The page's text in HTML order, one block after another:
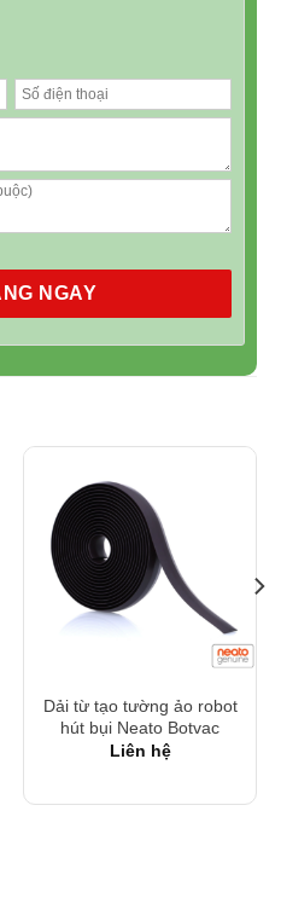
NGAY
Dải từ tạo tường ảo robot
hút bụi Neato Botvac
Liên hệ